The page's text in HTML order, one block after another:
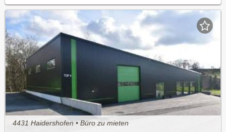
4431 Haidershofen • Büro zu mieten